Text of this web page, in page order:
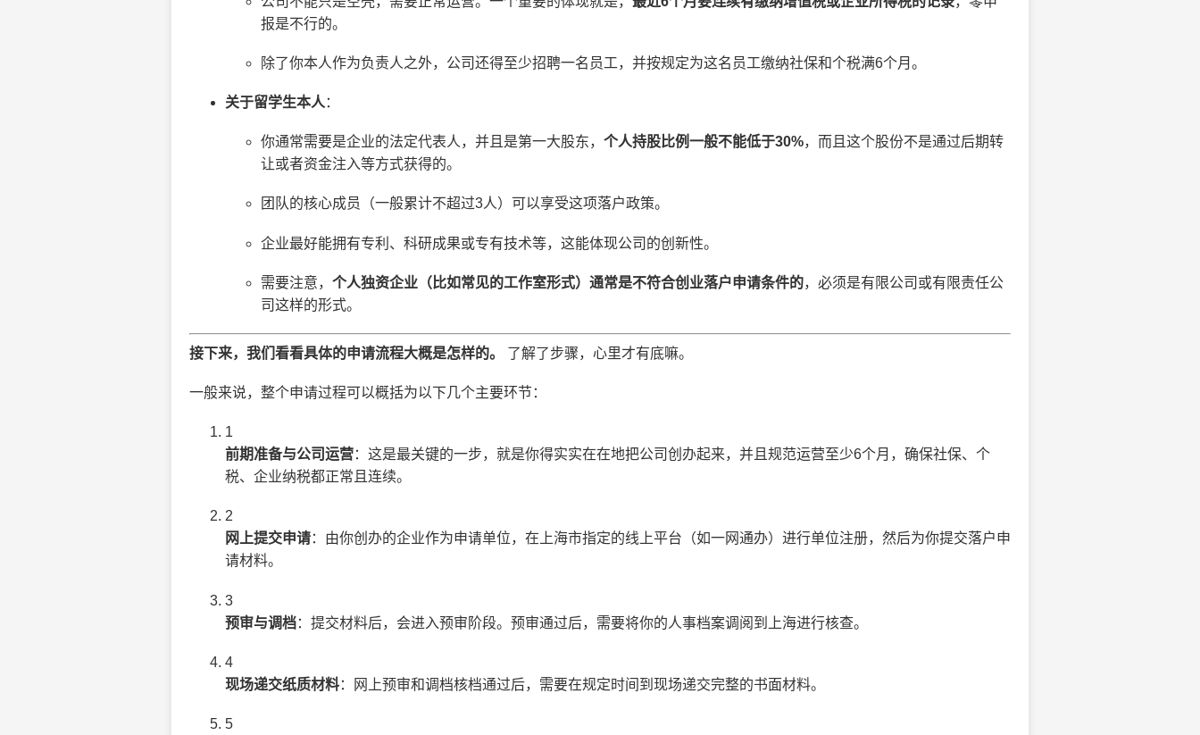
报是不行的。
除了你本人作为负责人之外，公司还得至少招聘一名员工，并按规定为这名员工缴纳社保和个税满6个月。
关于留学生本人 ：
你通常需要是企业的法定代表人，并且是第一大股东， 个人持股比例一般不能低于30%，而且这个股份不是通过后期转
让或者资金注入等方式获得的。
团队的核心成员（一般累计不超过3人）可以享受这项落户政策。
企业最好能拥有专利、科研成果或专有技术等，这能体现公司的创新性。
需要注意， 个人独资企业（比如常见的工作室形式）通常是不符合创业落户申请条件的，必须是有限公司或有限责任公
司这样的形式。
接下来，我们看看具体的申请流程大概是怎样的。 了解了步骤，心里才有底嘛。
一般来说，整个申请过程可以概括为以下几个主要环节：
1
前期准备与公司运营：这是最关键的一步，就是你得实实在在地把公司创办起来，并且规范运营至少6个月，确保社保、个
税、企业纳税都正常且连续。
2
网上提交申请：由你创办的企业作为申请单位，在上海市指定的线上平台（如一网通办）进行单位注册，然后为你提交落户申
请材料。
3
预审与调档：提交材料后，会进入预审阶段。预审通过后，需要将你的人事档案调阅到上海进行核查。
4
现场递交纸质材料：网上预审和调档核档通过后，需要在规定时间到现场递交完整的书面材料。
5